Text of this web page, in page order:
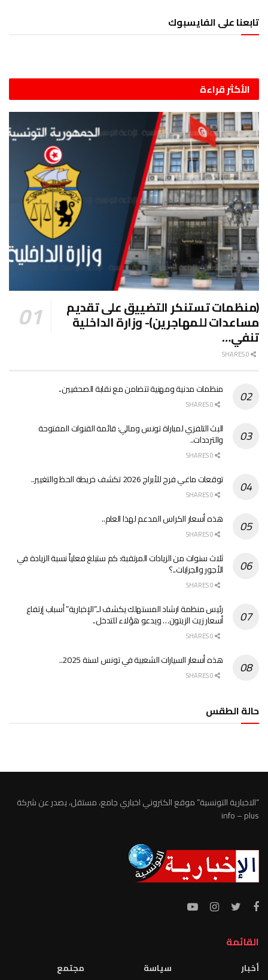
تابعنا على الفايسبوك
الأكثر قراءة
(منظمات تستنكر التضييق على تقديم
مساعدات للمهاجرين)- وزارة الداخلية
تنفي…
منظمات مدنية ومهنية تتضامن مع نقابة الصحفيين..
البث التلفزي لمباراة تونس ومالي: قائمة القنوات المفتوحة
والترددات..
توقعات ماغي فرح للأبراج 2026 تكشف خريطة الحظ والتغيير..
هذه أسعار الكراس المدعم لهذا العام..
ثلاث سنوات من الزيادات المرتقبة: كم ستبلغ فعلياً نسبة الزيادة في
الأجور والجرايات..؟
رئيس منظمة ارشاد المستهلك يكشف لـ”الإخبارية” أسباب إرتفاع
أسعار زيت الزيتون… ويدعو هؤلاء للتدخل..
هذه أسعار السيارات الشعبية في تونس لسنة 2025..
حالة الطقس
“الاخبارية التونسية” موقع الكتروني اخباري جامع، مستقل، يصدر عن شركة
info – plus
القائمة
أخبار سياسة مجتمع